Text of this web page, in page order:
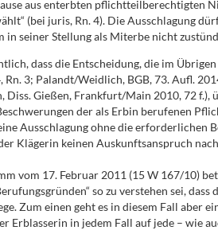
aus enterbten pflichtteilberechtigten
(bei juris, Rn. 4). Die Ausschlagung
in seiner Stellung als Miterbe nicht
dass die Entscheidung, die im
Rn. 3; Palandt/Weidlich, BGB, 73. Aufl.
Gießen, Frankfurt/Main 2010, 72 f.),
der als Erbin berufenen
Ausschlagung ohne die erforderlichen
Klägerin keinen Auskunftsanspruch
vom 17. Februar 2011 (15 W 167/10)
so zu verstehen sei,
Zum einen geht es in diesem Fall aber
Erblasserin in jedem Fall auf jede – wie